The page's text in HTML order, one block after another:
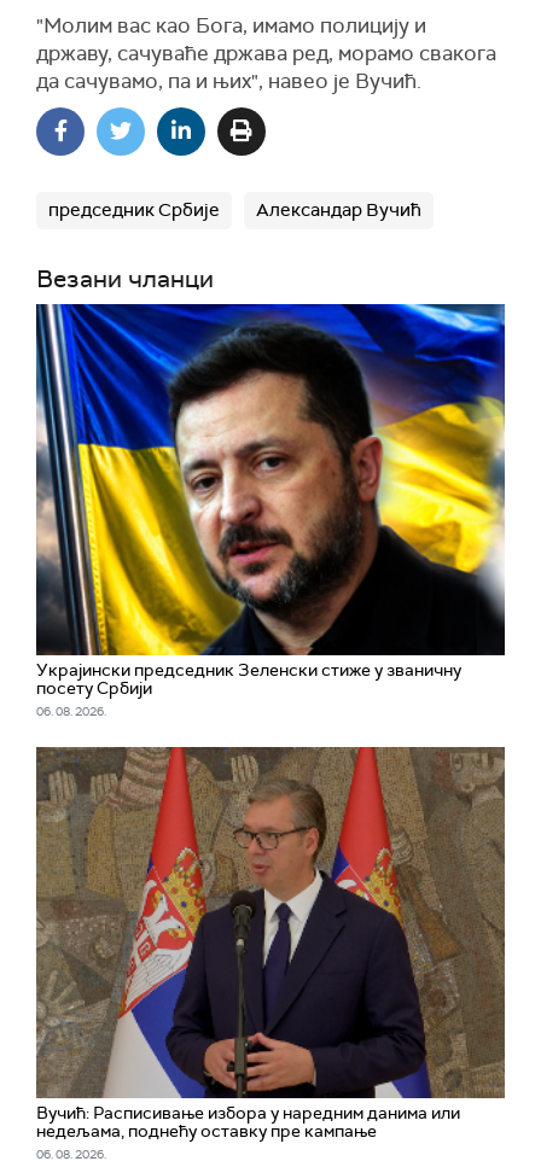
"Молим вас као Бога, имамо полицију и
државу, сачуваће држава ред, морамо свакога
да сачувамо, па и њих", навео је Вучић.
председник Србије Александар Вучић
Везани чланци
Украјински председник Зеленски стиже у званичну
посету Србији
06. 08. 2026.
Вучић: Расписивање избора у наредним данима или
недељама, поднећу оставку пре кампање
06. 08. 2026.